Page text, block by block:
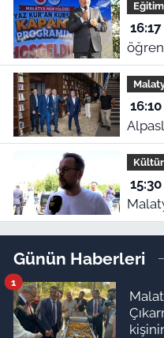
Eğitim
16:17Kur’an kursu
16:10Bakan Yardımcısı Nadir
15:30Ünlü şef Ömer Akkor
Günün Haberleri
1